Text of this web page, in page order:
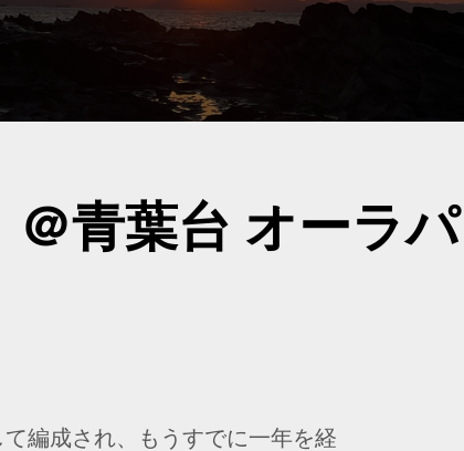
＠青葉台 オーラ
編成され、もうすでに一年を経